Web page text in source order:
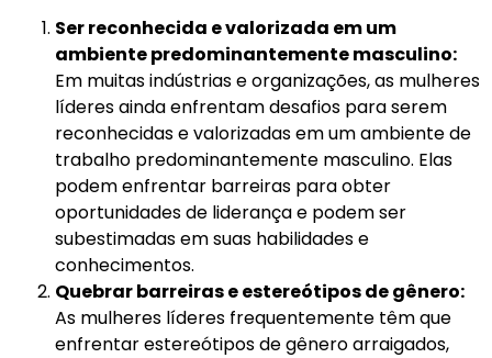
Ser reconhecida e valorizada em um
ambiente predominantemente masculino:
Em muitas indústrias e organizações, as mulheres
líderes ainda enfrentam desafios para serem
reconhecidas e valorizadas em um ambiente de
trabalho predominantemente masculino. Elas
podem enfrentar barreiras para obter
oportunidades de liderança e podem ser
subestimadas em suas habilidades e
conhecimentos.
Quebrar barreiras e estereótipos de gênero:
As mulheres líderes frequentemente têm que
enfrentar estereótipos de gênero arraigados,